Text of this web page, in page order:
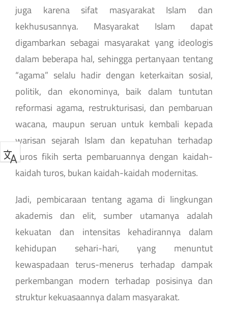
juga karena sifat masyarakat Islam dan
kekhususannya. Masyarakat Islam dapat
digambarkan sebagai masyarakat yang ideologis
dalam beberapa hal, sehingga pertanyaan tentang
“agama” selalu hadir dengan keterkaitan sosial,
politik, dan ekonominya, baik dalam tuntutan
reformasi agama, restrukturisasi, dan pembaruan
wacana, maupun seruan untuk kembali kepada
warisan sejarah Islam dan kepatuhan terhadap
Turos fikih serta pembaruannya dengan kaidah-
kaidah turos, bukan kaidah-kaidah modernitas.
Jadi, pembicaraan tentang agama di lingkungan
akademis dan elit, sumber utamanya adalah
kekuatan dan intensitas kehadirannya dalam
kehidupan sehari-hari, yang menuntut
kewaspadaan terus-menerus terhadap dampak
perkembangan modern terhadap posisinya dan
struktur kekuasaannya dalam masyarakat.